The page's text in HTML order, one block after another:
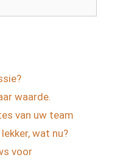
waarde.
van uw team
wat nu?
voor